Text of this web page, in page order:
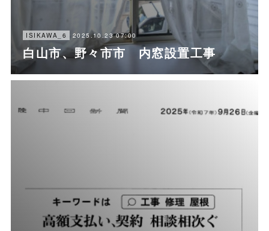
ISIKAWA_6 2025.10.23 07:00
白山市、野々市市 内窓設置工事